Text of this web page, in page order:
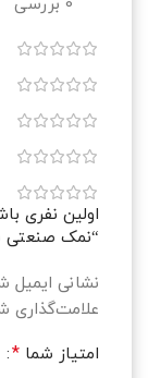
0 بررسی
اولین نفری
“نمک صنعتی
نشانی ایمیل
علامت‌گذاری
امتیاز شما *